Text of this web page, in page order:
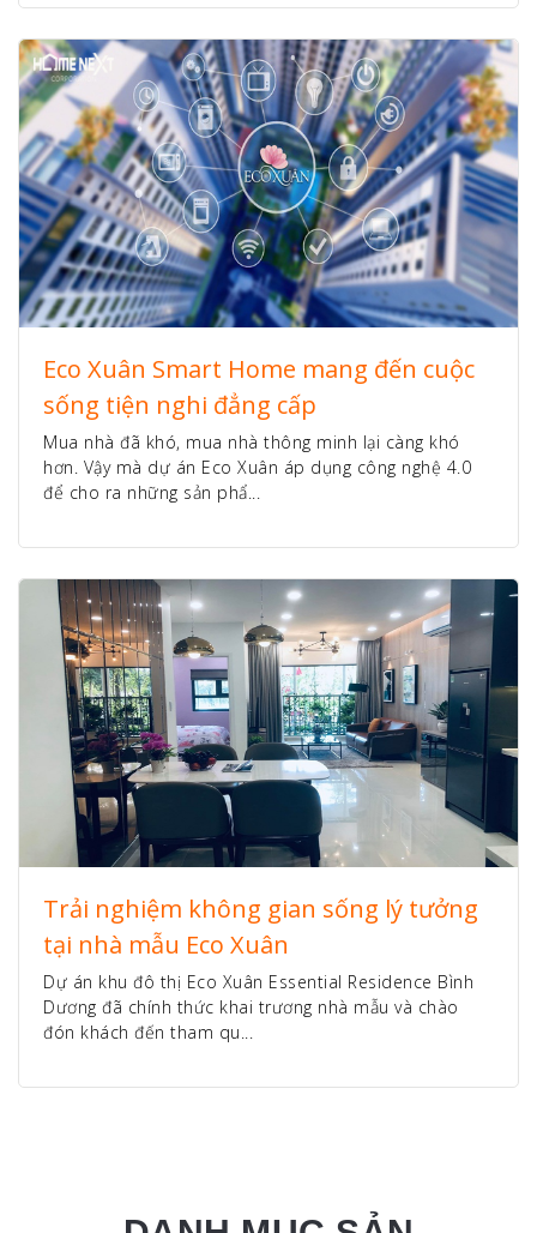
Eco Xuân Smart Home mang đến cuộc
sống tiện nghi đẳng cấp
Mua nhà đã khó, mua nhà thông minh lại càng khó
hơn. Vậy mà dự án Eco Xuân áp dụng công nghệ 4.0
để cho ra những sản phẩ...
Trải nghiệm không gian sống lý tưởng
tại nhà mẫu Eco Xuân
Dự án khu đô thị Eco Xuân Essential Residence Bình
Dương đã chính thức khai trương nhà mẫu và chào
đón khách đến tham qu...